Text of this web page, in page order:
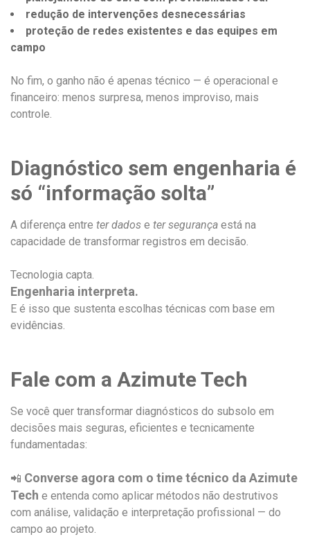
redução de intervenções desnecessárias
proteção de redes existentes e das equipes em
campo
No fim, o ganho não é apenas técnico — é operacional e
financeiro: menos surpresa, menos improviso, mais
controle.
Diagnóstico sem engenharia é
só “informação solta”
A diferença entre ter dados e ter segurança está na
capacidade de transformar registros em decisão.
Tecnologia capta.
Engenharia interpreta.
E é isso que sustenta escolhas técnicas com base em
evidências.
Fale com a Azimute Tech
Se você quer transformar diagnósticos do subsolo em
decisões mais seguras, eficientes e tecnicamente
fundamentadas:
📲 Converse agora com o time técnico da Azimute
Tech e entenda como aplicar métodos não destrutivos
com análise, validação e interpretação profissional — do
campo ao projeto.